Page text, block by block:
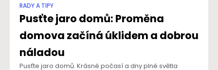
RADY A TIPY
Pusťte jaro domů: Proměna
domova začíná úklidem a dobrou
náladou
Pusťte jaro domů. Krásné počasí a dny plné světla